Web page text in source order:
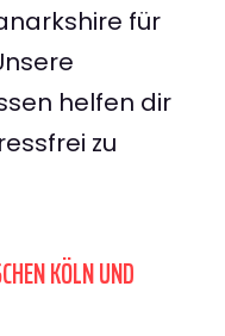
für
helfen dir
zu
KÖLN UND